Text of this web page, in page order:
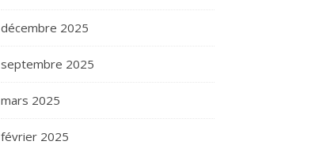
décembre 2025
septembre 2025
mars 2025
février 2025